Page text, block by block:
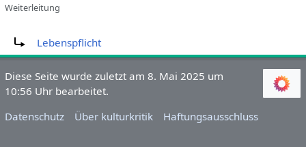
Weiterleitung
Lebenspflicht
Diese Seite wurde zuletzt am 8. Mai 2025 um
10:56 Uhr bearbeitet.
Datenschutz
Über kulturkritik Haftungsausschluss